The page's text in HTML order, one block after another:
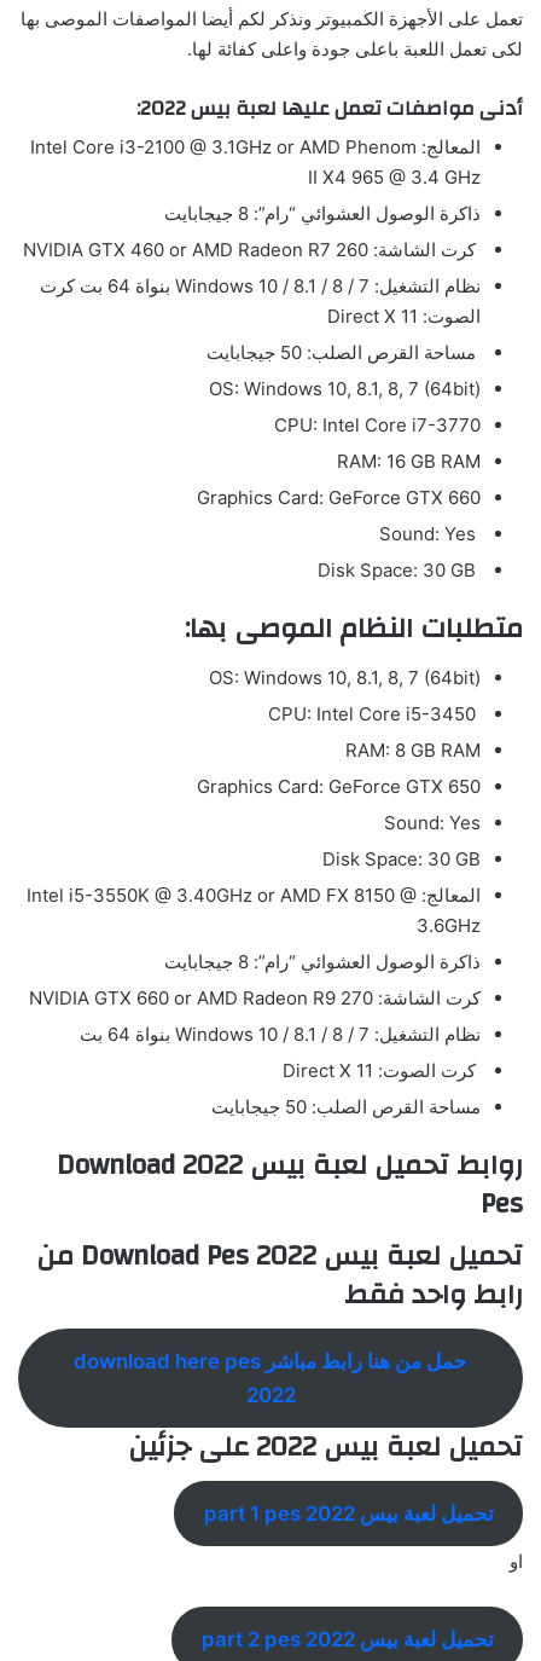
تعمل على الأجهزة الكمبيوتر ونذكر لكم أيضا المواصفات الموصى بها
لكى تعمل اللعبة باعلى جودة واعلى كفائة لها.
أدنى مواصفات تعمل عليها لعبة بيس 2022:
المعالج: Intel Core i3-2100 @ 3.1GHz or AMD Phenom
II X4 965 @ 3.4 GHz
ذاكرة الوصول العشوائي “رام”: 8 جيجابايت
كرت الشاشة: NVIDIA GTX 460 or AMD Radeon R7 260
نظام التشغيل: Windows 10 / 8.1 / 8 / 7 بنواة 64 بت كرت
الصوت: Direct X 11
مساحة القرص الصلب: 50 جيجابايت
OS: Windows 10, 8.1, 8, 7 (64bit)
CPU: Intel Core i7-3770
RAM: 16 GB RAM
Graphics Card: GeForce GTX 660
متطلبات النظام الموصى بها:
OS: Windows 10, 8.1, 8, 7 (64bit)
RAM: 8 GB RAM
Graphics Card: GeForce GTX 650
Sound: Yes
Disk Space: 30 GB
المعالج: Intel i5-3550K @ 3.40GHz or AMD FX 8150 @
3.6GHz
ذاكرة الوصول العشوائي “رام”: 8 جيجابايت
كرت الشاشة: NVIDIA GTX 660 or AMD Radeon R9 270
نظام التشغيل: Windows 10 / 8.1 / 8 / 7 بنواة 64 بت
كرت الصوت: Direct X 11
مساحة القرص الصلب: 50 جيجابايت
روابط تحميل لعبة بيس 2022 Download
Pes
تحميل لعبة بيس 2022 Download Pes من
رابط واحد فقط
حمل من هنا رابط مباشر download here pes
2022
تحميل لعبة بيس 2022 على جزئين
تحميل لعبة بيس 2022 part 1 pes
او
تحميل لعبة بيس 2022 part 2 pes